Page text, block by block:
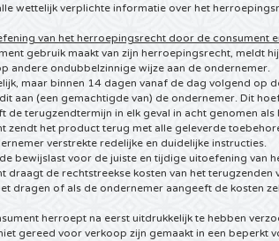
wettelijk verplichte informatie over het
van het herroepingsrecht door de consument
gebruik maakt van zijn herroepingsrecht,
andere ondubbelzinnige wijze aan de ondernemer.
maar binnen 14 dagen vanaf de dag volgend
aan (een gemachtigde van) de ondernemer. Dit
de terugzendtermijn in elk geval in acht genomen
zendt het product terug met alle geleverde
verstrekte redelijke en duidelijke instructies.
bewijslast voor de juiste en tijdige uitoefening van
draagt de rechtstreekse kosten van het
dragen of als de ondernemer aangeeft de kosten
herroept na eerst uitdrukkelijk te hebben
gereed voor verkoop zijn gemaakt in een beperkt